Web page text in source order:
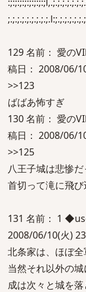
129 名前： 愛の
稿日： 2008/06/
>>123
ばばあ怖すぎ
130 名前： 愛の
稿日： 2008/06/
>>125
八王子城は悲惨だ
首切って滝に飛び
131 名前： 1
2008/06/10(火)
北条家は、ほぼ全
当然それ以外の
成は次々と城を落